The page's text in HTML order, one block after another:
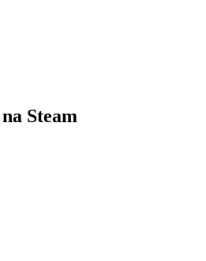
Steam